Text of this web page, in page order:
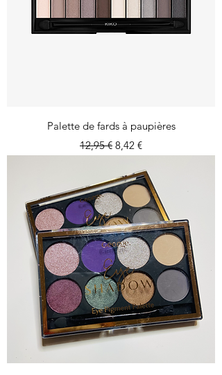
Palette de fards à paupières
Prix original
12,95 € Prix promotionnel
8,42 €